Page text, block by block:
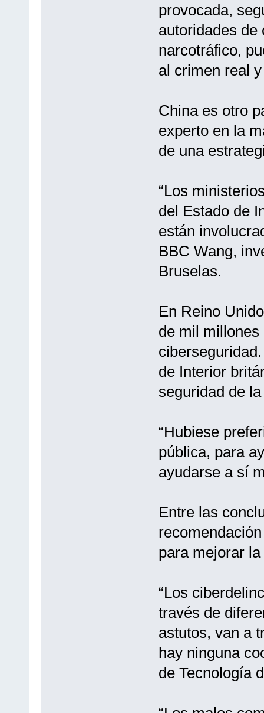
provocada,
autoridades de
narcotráfico,
al crimen real
China es otro
experto en la
de una
“Los
del Estado de
están
BBC Wang,
Bruselas.
En Reino
de mil
de Interior
seguridad de
“Hubiese
pública, para
ayudarse a sí
Entre las
para mejorar
“Los
través de
astutos, van a
hay ninguna
de Tecnología